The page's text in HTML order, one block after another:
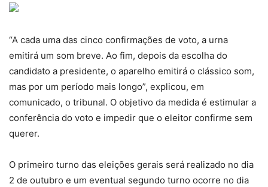
“A cada uma das cinco confirmações de voto, a urna
emitirá um som breve. Ao fim, depois da escolha do
candidato a presidente, o aparelho emitirá o clássico som,
mas por um período mais longo”, explicou, em
comunicado, o tribunal. O objetivo da medida é estimular a
conferência do voto e impedir que o eleitor confirme sem
querer.
O primeiro turno das eleições gerais será realizado no dia
2 de outubro e um eventual segundo turno ocorre no dia